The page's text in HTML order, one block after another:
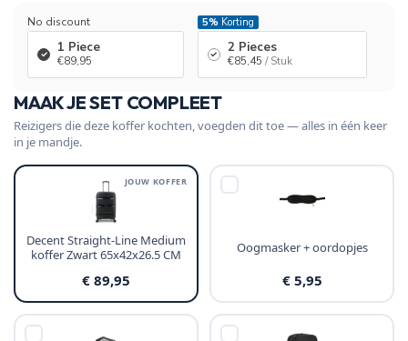
No discount
1 Piece
€89,95
5% Korting
2 Pieces
€85,45 / Stuk
MAAK JE SET COMPLEET
Reizigers die deze koffer kochten, voegden dit toe — alles in één keer
in je mandje.
JOUW KOFFER
Decent Straight-Line Medium
koffer Zwart 65x42x26.5 CM
€ 89,95
Oogmasker + oordopjes
€ 5,95